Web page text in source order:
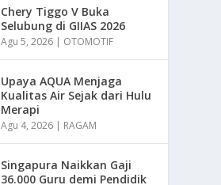
Chery Tiggo V Buka
Selubung di GIIAS 2026
Agu 5, 2026 | OTOMOTIF
Upaya AQUA Menjaga
Kualitas Air Sejak dari Hulu
Merapi
Agu 4, 2026 | RAGAM
Singapura Naikkan Gaji
36.000 Guru demi Pendidik